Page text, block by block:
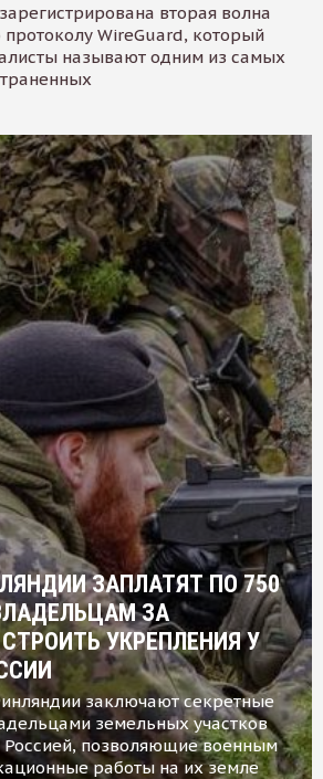
вторая волна
WireGuard, который
называют одним из самых
ЗАПЛАТЯТ ПО 750
ЗА
УКРЕПЛЕНИЯ У
заключают секретные
земельных участков
Россией, позволяющие военным
работы на их земле